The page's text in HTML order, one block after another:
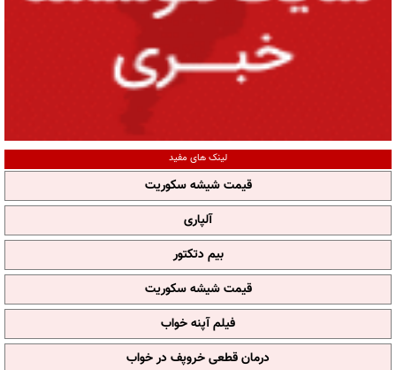
لینک های مفید
قیمت شیشه سکوریت
آلپاری
بیم دتکتور
قیمت شیشه سکوریت
فیلم آپنه خواب
درمان قطعی خروپف در خواب